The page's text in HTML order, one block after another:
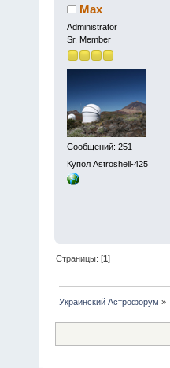
Max
Administrator
Sr. Member
Сообщений: 251
Купол Astroshell-425
Страницы: [1]
Украинский Астрофорум »